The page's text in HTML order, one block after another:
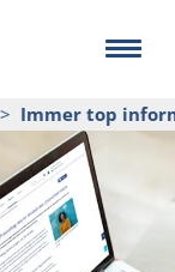
Immer top